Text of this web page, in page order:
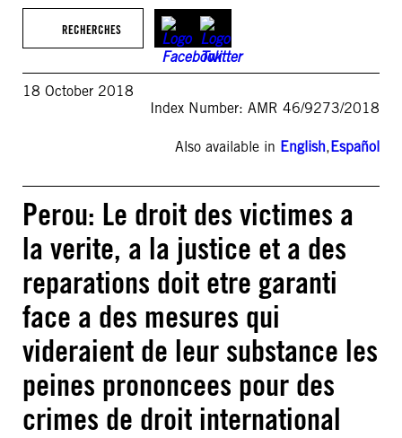
RECHERCHES
18 October 2018
Index Number: AMR 46/9273/2018
Also available in English,Español
Perou: Le droit des victimes a
la verite, a la justice et a des
reparations doit etre garanti
face a des mesures qui
videraient de leur substance les
peines prononcees pour des
crimes de droit international